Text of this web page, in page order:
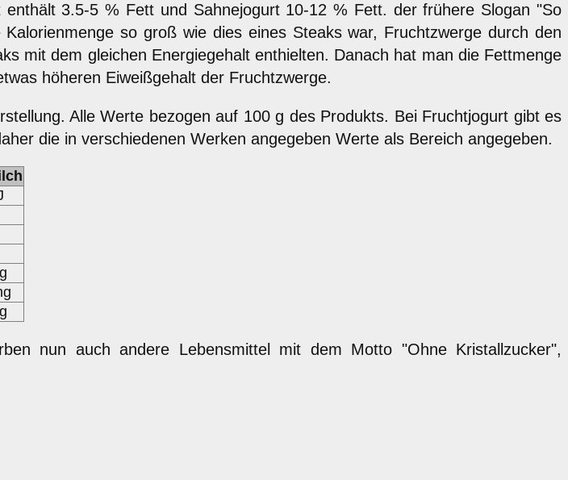
3.5-5 % Fett und Sahnejogurt 10-12 % Fett. der frühere Slogan "So
so groß wie dies eines Steaks war, Fruchtzwerge durch den
mit dem gleichen Energiegehalt enthielten. Danach hat man die Fettmenge
höheren Eiweißgehalt der Fruchtzwerge.
Alle Werte bezogen auf 100 g des Produkts. Bei Fruchtjogurt gibt es
die in verschiedenen Werken angegeben Werte als Bereich angegeben.
nun auch andere Lebensmittel mit dem Motto "Ohne Kristallzucker",